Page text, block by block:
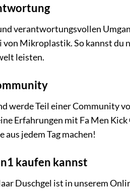
verantwortungsvollen
Mikroplastik. So kannst
leisten.
werde Teil einer Community
Erfahrungen mit Fa Men
aus jedem Tag machen!
kaufen kannst
Duschgel ist in unserem